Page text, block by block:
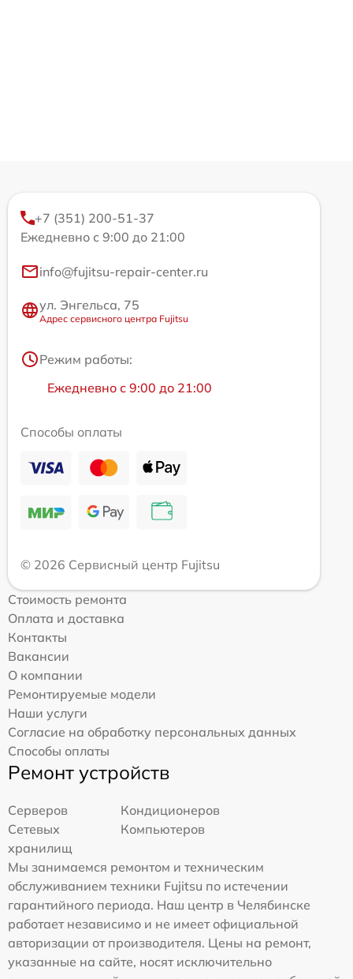
+7 (351) 200-51-37
Ежедневно с 9:00 до 21:00
info@fujitsu-repair-center.ru
ул. Энгельса, 75
Адрес сервисного центра Fujitsu
Режим работы:
Ежедневно с 9:00 до 21:00
Способы оплаты
© 2026 Сервисный центр Fujitsu
Стоимость ремонта
Оплата и доставка
Контакты
Вакансии
О компании
Ремонтируемые модели
Наши услуги
Согласие на обработку персональных данных
Способы оплаты
Ремонт устройств
Серверов
Кондиционеров
Сетевых
хранилищ
Компьютеров
Мы занимаемся ремонтом и техническим
обслуживанием техники Fujitsu по истечении
гарантийного периода. Наш центр в Челябинске
работает независимо и не имеет официальной
авторизации от производителя. Цены на ремонт,
указанные на сайте, носят исключительно